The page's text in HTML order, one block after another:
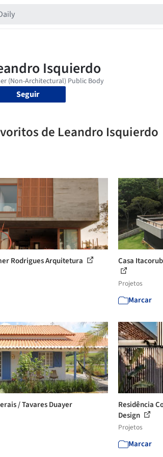
Seguir
de Leandro Isquierdo
Rodrigues Arquitetura Casa
Projetos
Marcar
/ Tavares Duayer
Residência
Design
Projetos
Marcar